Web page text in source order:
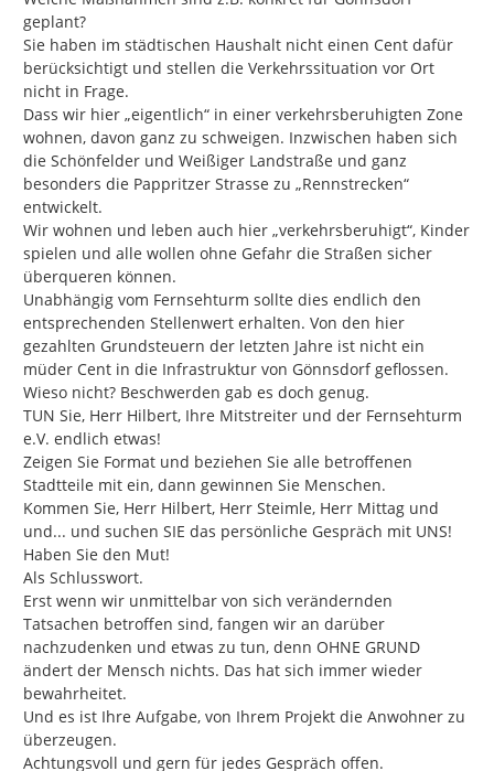
geplant?
Sie haben im städtischen Haushalt nicht einen Cent dafür
berücksichtigt und stellen die Verkehrssituation vor Ort
nicht in Frage.
Dass wir hier „eigentlich“ in einer verkehrsberuhigten Zone
wohnen, davon ganz zu schweigen. Inzwischen haben sich
die Schönfelder und Weißiger Landstraße und ganz
besonders die Pappritzer Strasse zu „Rennstrecken“
entwickelt.
Wir wohnen und leben auch hier „verkehrsberuhigt“, Kinder
spielen und alle wollen ohne Gefahr die Straßen sicher
überqueren können.
Unabhängig vom Fernsehturm sollte dies endlich den
entsprechenden Stellenwert erhalten. Von den hier
gezahlten Grundsteuern der letzten Jahre ist nicht ein
müder Cent in die Infrastruktur von Gönnsdorf geflossen.
Wieso nicht? Beschwerden gab es doch genug.
TUN Sie, Herr Hilbert, Ihre Mitstreiter und der Fernsehturm
e.V. endlich etwas!
Zeigen Sie Format und beziehen Sie alle betroffenen
Stadtteile mit ein, dann gewinnen Sie Menschen.
Kommen Sie, Herr Hilbert, Herr Steimle, Herr Mittag und
und... und suchen SIE das persönliche Gespräch mit UNS!
Haben Sie den Mut!
Als Schlusswort.
Erst wenn wir unmittelbar von sich verändernden
Tatsachen betroffen sind, fangen wir an darüber
nachzudenken und etwas zu tun, denn OHNE GRUND
ändert der Mensch nichts. Das hat sich immer wieder
bewahrheitet.
Und es ist Ihre Aufgabe, von Ihrem Projekt die Anwohner zu
überzeugen.
Achtungsvoll und gern für jedes Gespräch offen.